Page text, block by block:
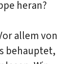
heran?
allem von
behauptet,